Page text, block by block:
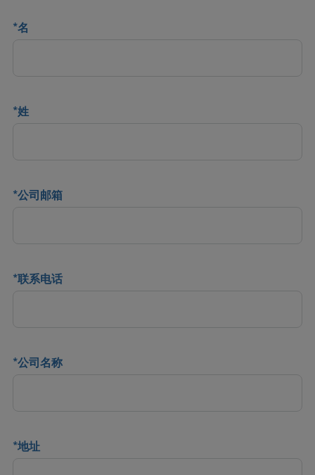
*名
*姓
*公司邮箱
*联系电话
*公司名称
*地址